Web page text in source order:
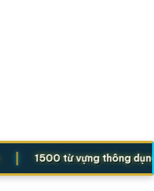
1500 từ vựng thông dụng |